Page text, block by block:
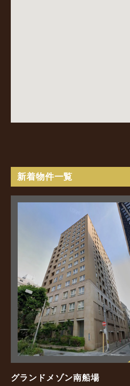
新着物件一覧
グランドメゾン南船場